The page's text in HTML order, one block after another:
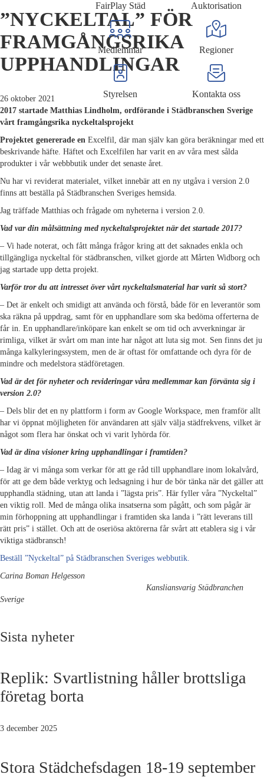
FairPlay Städ Auktorisation
Medlemmar Regioner
Styrelsen Kontakta oss
”NYCKELTAL” FÖR
FRAMGÅNGSRIKA
UPPHANDLINGAR
26 oktober 2021
2017 startade Matthias Lindholm, ordförande i Städbranschen Sverige
vårt framgångsrika nyckeltalsprojekt
Projektet genererade en Excelfil, där man själv kan göra beräkningar med ett
beskrivande häfte. Häftet och Excelfilen har varit en av våra mest sålda
produkter i vår webbbutik under det senaste året.
Nu har vi reviderat materialet, vilket innebär att en ny utgåva i version 2.0
finns att beställa på Städbranschen Sveriges hemsida.
Jag träffade Matthias och frågade om nyheterna i version 2.0.
Vad var din målsättning med nyckeltalsprojektet när det startade 2017?
– Vi hade noterat, och fått många frågor kring att det saknades enkla och
tillgängliga nyckeltal för städbranschen, vilket gjorde att Mårten Widborg och
jag startade upp detta projekt.
Varför tror du att intresset över vårt nyckeltalsmaterial har varit så stort?
– Det är enkelt och smidigt att använda och förstå, både för en leverantör som
ska räkna på uppdrag, samt för en upphandlare som ska bedöma offerterna de
får in. En upphandlare/inköpare kan enkelt se om tid och avverkningar är
rimliga, vilket är svårt om man inte har något att luta sig mot. Sen finns det ju
många kalkyleringssystem, men de är oftast för omfattande och dyra för de
mindre och medelstora städföretagen.
Vad är det för nyheter och revideringar våra medlemmar kan förvänta sig i
version 2.0?
– Dels blir det en ny plattform i form av Google Workspace, men framför allt
har vi öppnat möjligheten för användaren att själv välja städfrekvens, vilket är
något som flera har önskat och vi varit lyhörda för.
Vad är dina visioner kring upphandlingar i framtiden?
– Idag är vi många som verkar för att ge råd till upphandlare inom lokalvård,
för att ge dem både verktyg och ledsagning i hur de bör tänka när det gäller att
upphandla städning, utan att landa i ”lägsta pris”. Här fyller våra ”Nyckeltal”
en viktig roll. Med de många olika insatserna som pågått, och som pågår är
min förhoppning att upphandlingar i framtiden ska landa i ”rätt leverans till
rätt pris” i stället. Och att de oseriösa aktörerna får svårt att etablera sig i vår
viktiga städbransch!
Beställ ”Nyckeltal” på Städbranschen Sveriges webbutik.
Carina Boman Helgesson
Kansliansvarig Städbranchen
Sverige
Sista nyheter
Replik: Svartlistning håller brottsliga
företag borta
3 december 2025
Stora Städchefsdagen 18-19 september